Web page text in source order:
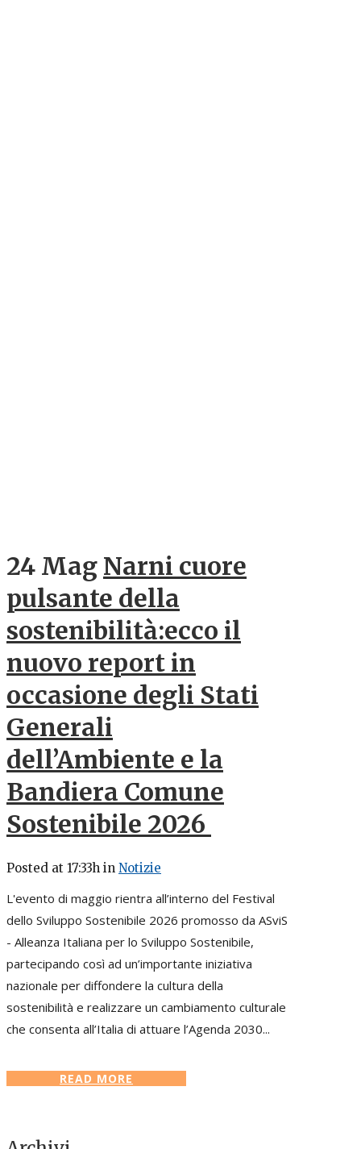
24 Mag Narni cuore
pulsante della
sostenibilità:ecco il
nuovo report in
occasione degli Stati
Generali
dell’Ambiente e la
Bandiera Comune
Sostenibile 2026
Posted at 17:33h in Notizie
L'evento di maggio rientra all’interno del Festival
dello Sviluppo Sostenibile 2026 promosso da ASviS
- Alleanza Italiana per lo Sviluppo Sostenibile,
partecipando così ad un’importante iniziativa
nazionale per diffondere la cultura della
sostenibilità e realizzare un cambiamento culturale
che consenta all’Italia di attuare l’Agenda 2030...
READ MORE